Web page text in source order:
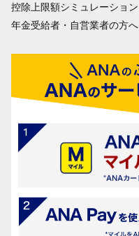
控除上限額シミュレーション
年金受給者・自営業者の方へ